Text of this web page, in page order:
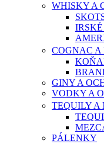
WHISKY A
COGNAC
GINY A
VODKY A
TEQUILY A
PÁLENKY